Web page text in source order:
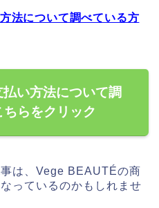
法について調べている方
い方法について調
らをクリック
は、Vege BEAUTÉの商
っているのかもしれませ